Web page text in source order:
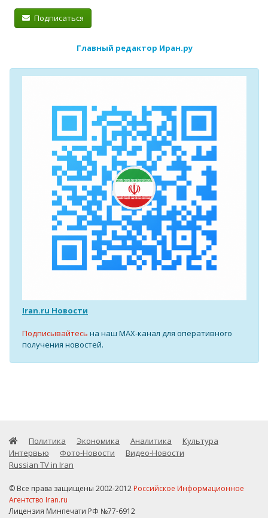
Подписаться
Главный редактор Иран.ру
Iran.ru Новости
Подписывайтесь на наш MAX-канал для оперативного
получения новостей.
Политика Экономика Аналитика
Культура
Интервью
Фото-Новости
Видео-Новости
Russian TV in Iran
© Все права защищены 2002-2012 Российское Информационное
Агентство Iran.ru
Лицензия Минпечати РФ №77-6912